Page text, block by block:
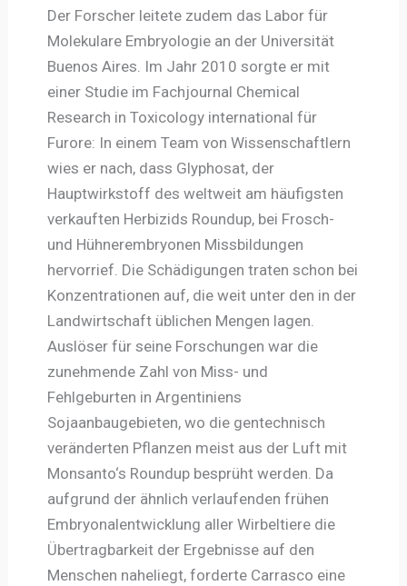
Der Forscher leitete zudem das Labor für
Molekulare Embryologie an der Universität
Buenos Aires. Im Jahr 2010 sorgte er mit
einer Studie im Fachjournal Chemical
Research in Toxicology international für
Furore: In einem Team von Wissenschaftlern
wies er nach, dass Glyphosat, der
Hauptwirkstoff des weltweit am häufigsten
verkauften Herbizids Roundup, bei Frosch-
und Hühnerembryonen Missbildungen
hervorrief. Die Schädigungen traten schon bei
Konzentrationen auf, die weit unter den in der
Landwirtschaft üblichen Mengen lagen.
Auslöser für seine Forschungen war die
zunehmende Zahl von Miss- und
Fehlgeburten in Argentiniens
Sojaanbaugebieten, wo die gentechnisch
veränderten Pflanzen meist aus der Luft mit
Monsanto‘s Roundup besprüht werden. Da
aufgrund der ähnlich verlaufenden frühen
Embryonalentwicklung aller Wirbeltiere die
Übertragbarkeit der Ergebnisse auf den
Menschen naheliegt, forderte Carrasco eine